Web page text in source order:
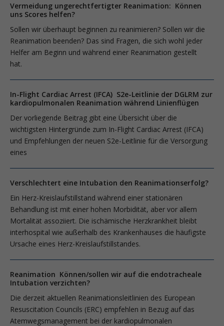
Vermeidung ungerechtfertigter Reanimation: Können
uns Scores helfen?
Sollen wir überhaupt beginnen zu reanimieren? Sollen wir die
Reanimation beenden? Das sind Fragen, die sich wohl jeder
Helfer am Beginn und während einer Reanimation gestellt
hat.
In-Flight Cardiac Arrest (IFCA) S2e-Leitlinie der DGLRM zur
kardiopulmonalen Reanimation während Linienflügen
Der vorliegende Beitrag gibt eine Übersicht über die
wichtigsten Hintergründe zum In-Flight Cardiac Arrest (IFCA)
und Empfehlungen der neuen S2e-Leitlinie für die Versorgung
eines
Verschlechtert eine Intubation den Reanimationserfolg?
Ein Herz-Kreislaufstillstand während einer stationären
Behandlung ist mit einer hohen Morbidität, aber vor allem
Mortalität assoziiert. Die ischämische Herzkrankheit bleibt
interhospital wie außerhalb des Krankenhauses die häufigste
Ursache eines Herz-Kreislaufstillstandes.
Reanimation Können/sollen wir auf die endotracheale
Intubation verzichten?
Die derzeit aktuellen Reanimationsleitlinien des European
Resuscitation Councils (ERC) empfehlen in Bezug auf das
Atemwegsmanagement bei der kardiopulmonalen